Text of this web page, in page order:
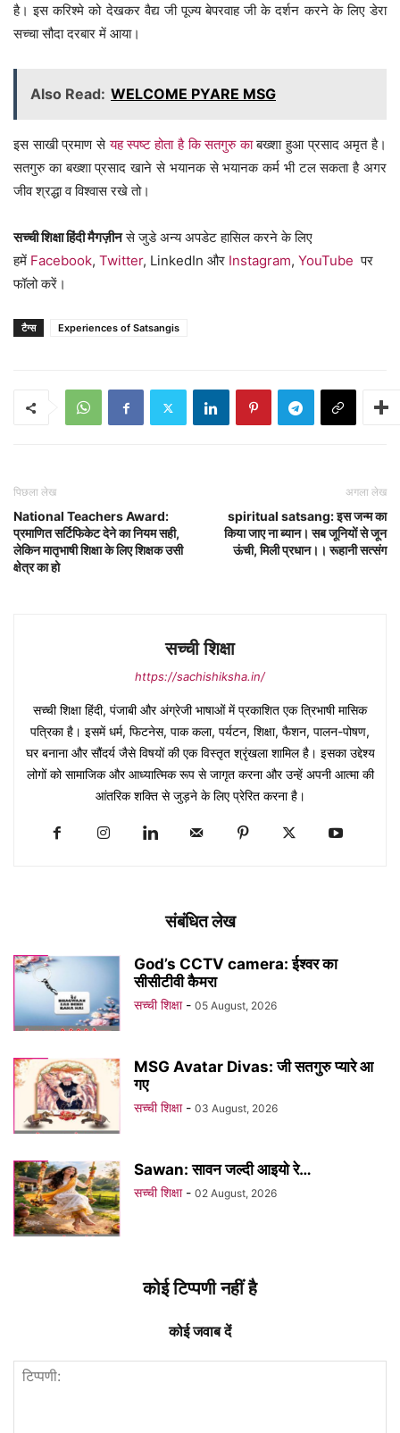
है। इस करिश्मे को देखकर वैद्य जी पूज्य बेपरवाह जी के दर्शन करने के लिए डेरा
सच्चा सौदा दरबार में आया।
Also Read: WELCOME PYARE MSG
इस साखी प्रमाण सेयह स्पष्ट होता है कि सतगुरु काबख्शा हुआ प्रसाद अमृत है।
सतगुरु का बख्शा प्रसाद खाने से भयानक से भयानक कर्म भी टल सकता है अगर
जीव श्रद्धा व विश्वास रखे तो।
सच्ची शिक्षा हिंदी मैगज़ीनसे जुडे अन्य अपडेट हासिल करने के लिए
हमें Facebook, Twitter, LinkedIn और Instagram, YouTube पर
फॉलो करें।
टैग्स Experiences of Satsangis
पिछला लेख
National Teachers Award:
प्रमाणित सर्टिफिकेट देने का नियम सही,
लेकिन मातृभाषी शिक्षा के लिए शिक्षक उसी
क्षेत्र का हो
अगला लेख
spiritual satsang: इस जन्म का
किया जाए ना ब्यान। सब जूनियों से जून
ऊंची, मिली प्रधान।। रूहानी सत्संग
सच्ची शिक्षा
https://sachishiksha.in/
सच्ची शिक्षा हिंदी, पंजाबी और अंग्रेजी भाषाओं में प्रकाशित एक त्रिभाषी मासिक
पत्रिका है। इसमें धर्म, फिटनेस, पाक कला, पर्यटन, शिक्षा, फैशन, पालन-पोषण,
घर बनाना और सौंदर्य जैसे विषयों की एक विस्तृत श्रृंखला शामिल है। इसका उद्देश्य
लोगों को सामाजिक और आध्यात्मिक रूप से जागृत करना और उन्हें अपनी आत्मा की
आंतरिक शक्ति से जुड़ने के लिए प्रेरित करना है।
संबंधित लेख
God’s CCTV camera: ईश्वर का
सीसीटीवी कैमरा
सच्ची शिक्षा - 05 August, 2026
MSG Avatar Divas: जी सतगुरु प्यारे आ
गए
सच्ची शिक्षा - 03 August, 2026
Sawan: सावन जल्दी आइयो रे…
सच्ची शिक्षा - 02 August, 2026
कोई टिप्पणी नहीं है
कोई जवाब दें